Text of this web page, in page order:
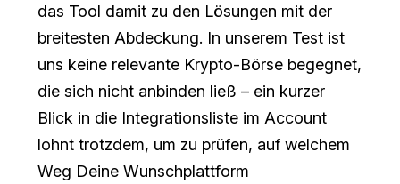
das Tool damit zu den Lösungen mit der
breitesten Abdeckung. In unserem Test ist
uns keine relevante Krypto-Börse begegnet,
die sich nicht anbinden ließ – ein kurzer
Blick in die Integrationsliste im Account
lohnt trotzdem, um zu prüfen, auf welchem
Weg Deine Wunschplattform